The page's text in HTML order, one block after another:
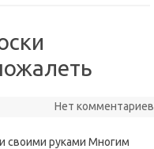
Нет комментариев
своими руками Многим